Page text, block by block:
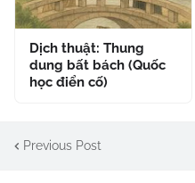
Dịch thuật: Thung
dung bất bách (Quốc
học điển cố)
Previous Post